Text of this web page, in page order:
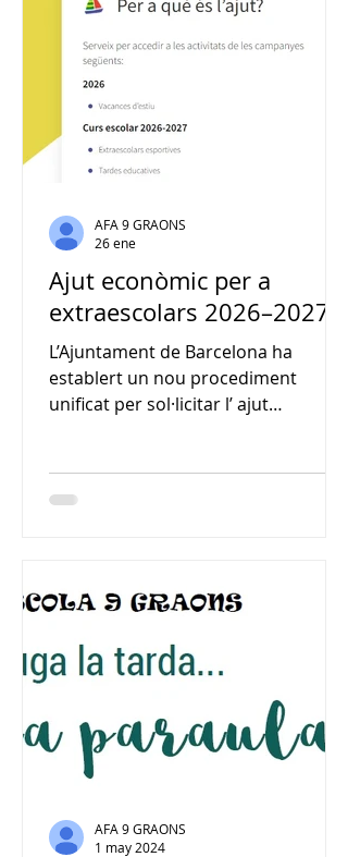
Extraescolars i acollides als hora
Ajut econòmic per a
extraescolars 2026–2027
L’Ajuntament de Barcelona ha
establert un nou procediment
unificat per sol·licitar l’ ajut
reconeixement del nivell d’ajut s’ha
2026. Aquest tràmit és
imprescindible per poder optar
posteriorment a les subvencions de
les diferents campanyes: casals i
esportives i tardes ed
AFA 9 GRAONS
26 ene
AFA 9 GRAONS
1 may 2024